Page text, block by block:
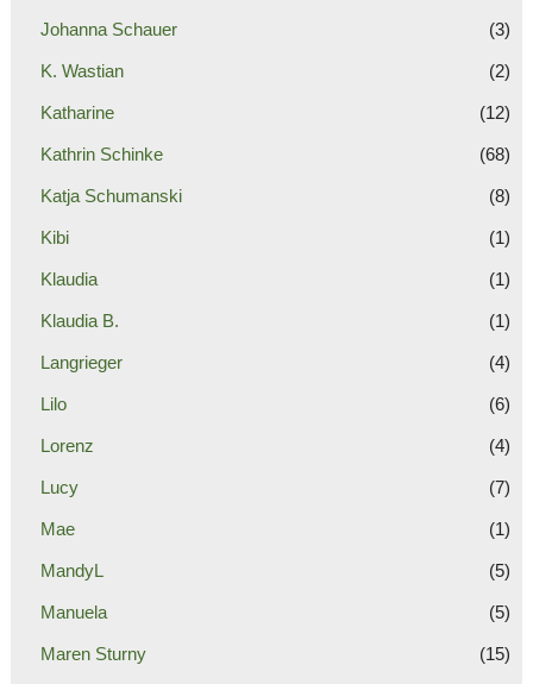
Johanna Schauer (3)
K. Wastian (2)
Katharine (12)
Kathrin Schinke (68)
Katja Schumanski (8)
Kibi (1)
Klaudia (1)
Klaudia B. (1)
Langrieger (4)
Lilo (6)
Lorenz (4)
Lucy (7)
Mae (1)
MandyL (5)
Manuela (5)
Maren Sturny (15)